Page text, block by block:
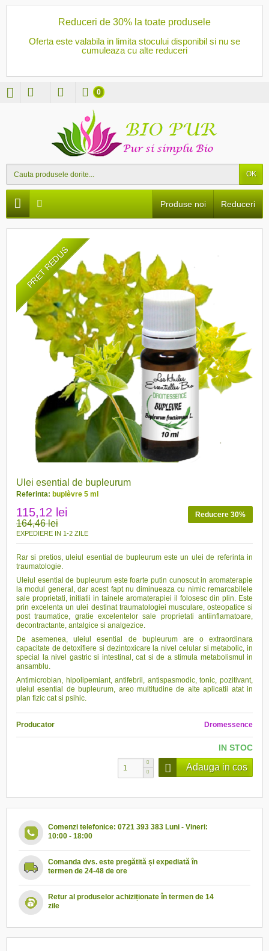
Reduceri de 30% la toate produsele
Oferta este valabila in limita stocului disponibil si nu se
cumuleaza cu alte reduceri
OK
0
Reduceri
Produse noi
PRET REDUS
Ulei esential de bupleurum
Referinta: buplèvre 5 ml
Reducere 30%
115,12 lei
164,46 lei
EXPEDIERE IN 1-2 ZILE
Rar si pretios, uleiul esential de bupleurum este un ulei de referinta in
traumatologie.
Uleiul esential de bupleurum este foarte putin cunoscut in aromaterapie
la modul general, dar acest fapt nu diminueaza cu nimic remarcabilele
sale proprietati, initiatii in tainele aromaterapiei il folosesc din plin. Este
prin excelenta un ulei destinat traumatologiei musculare, osteopatice si
post traumatice, gratie excelentelor sale proprietati antiinflamatoare,
decontractante, antalgice si analgezice.
De asemenea, uleiul esential de bupleurum are o extraordinara
capacitate de detoxifiere si dezintoxicare la nivel celular si metabolic, in
special la nivel gastric si intestinal, cat si de a stimula metabolismul in
ansamblu.
Antimicrobian, hipolipemiant, antifebril, antispasmodic, tonic, pozitivant,
uleiul esential de bupleurum, areo multitudine de alte aplicatii atat in
plan fizic cat si psihic.
Producator Dromessence
IN STOC
Adauga in cos
Comenzi telefonice: 0721 393 383 Luni - Vineri:
10:00 - 18:00
Comanda dvs. este pregătită și expediată în
termen de 24-48 de ore
Retur al produselor achiziționate în termen de 14
zile